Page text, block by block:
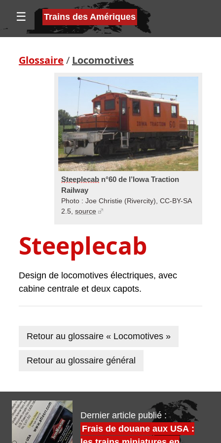
☰ Trains des Amériques
Glossaire / Locomotives
Steeplecab n°60 de l’Iowa Traction
Railway
Photo : Joe Christie (Rivercity), CC-BY-SA
2.5, source
Steeplecab
Design de locomotives électriques, avec
cabine centrale et deux capots.
Retour au glossaire « Locomotives »
Retour au glossaire général
Dernier article publié :
Frais de douane aux USA :